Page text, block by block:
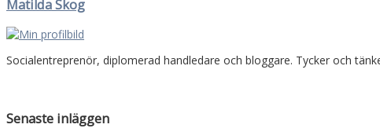
Matilda Skog
Socialentreprenör, diplomerad handledare och bloggare. Tycker och
Senaste inläggen